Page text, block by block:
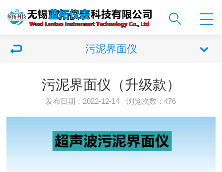
污泥界面仪
污泥界面仪（升级款）
发布日期：2022-12-14 浏览次数：476